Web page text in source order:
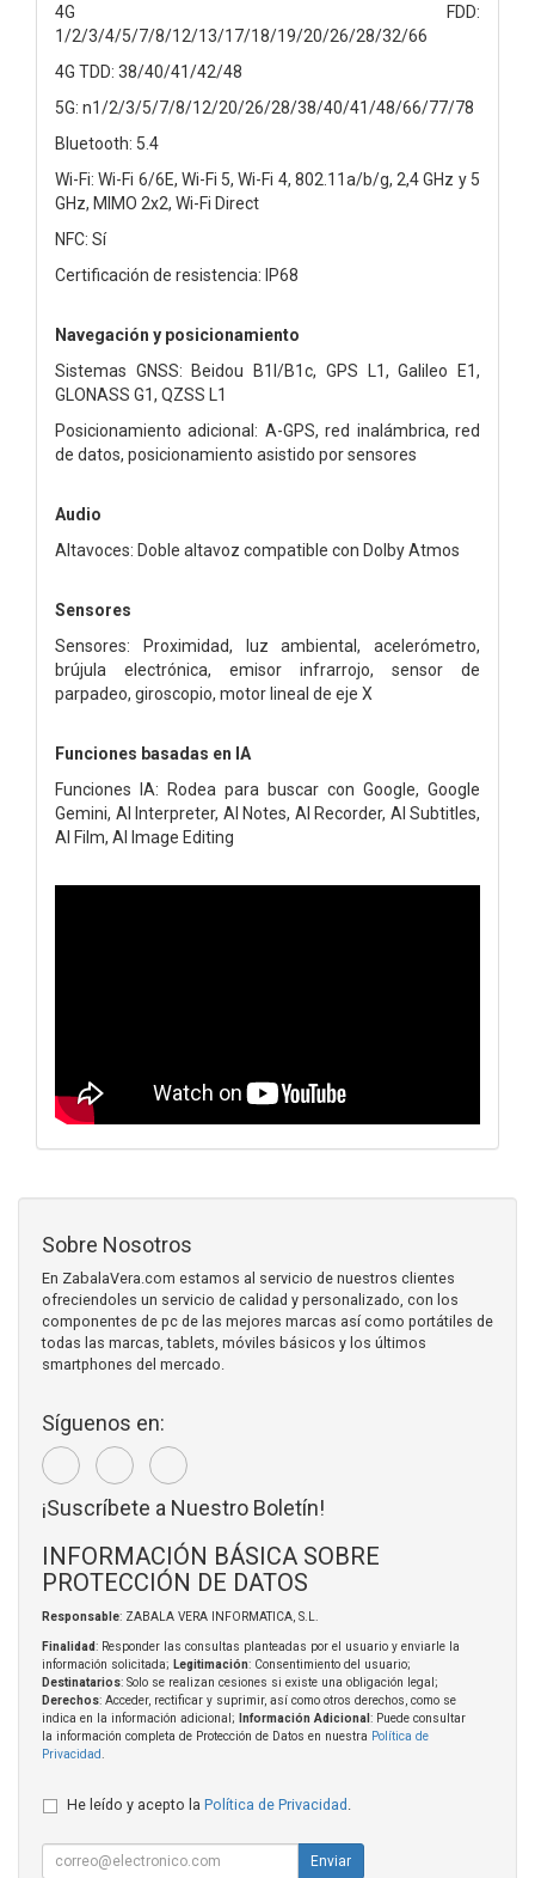
4G FDD:
1/2/3/4/5/7/8/12/13/17/18/19/20/26/28/32/66
4G TDD: 38/40/41/42/48
5G: n1/2/3/5/7/8/12/20/26/28/38/40/41/48/66/77/78
Bluetooth: 5.4
Wi-Fi: Wi-Fi 6/6E, Wi-Fi 5, Wi-Fi 4, 802.11a/b/g, 2,4 GHz y 5
GHz, MIMO 2x2, Wi-Fi Direct
NFC: Sí
Certificación de resistencia: IP68
Navegación y posicionamiento
Sistemas GNSS: Beidou B1I/B1c, GPS L1, Galileo E1,
GLONASS G1, QZSS L1
Posicionamiento adicional: A-GPS, red inalámbrica, red
de datos, posicionamiento asistido por sensores
Audio
Altavoces: Doble altavoz compatible con Dolby Atmos
Sensores
Sensores: Proximidad, luz ambiental, acelerómetro,
brújula electrónica, emisor infrarrojo, sensor de
parpadeo, giroscopio, motor lineal de eje X
Funciones basadas en IA
Funciones IA: Rodea para buscar con Google, Google
Gemini, AI Interpreter, AI Notes, AI Recorder, AI Subtitles,
AI Film, AI Image Editing
Sobre Nosotros
En ZabalaVera.com estamos al servicio de nuestros clientes
ofreciendoles un servicio de calidad y personalizado, con los
componentes de pc de las mejores marcas así como portátiles de
todas las marcas, tablets, móviles básicos y los últimos
smartphones del mercado.
Síguenos en:
¡Suscríbete a Nuestro Boletín!
INFORMACIÓN BÁSICA SOBRE
PROTECCIÓN DE DATOS
Responsable: ZABALA VERA INFORMATICA, S.L.
Finalidad: Responder las consultas planteadas por el usuario y enviarle la
información solicitada; Legitimación: Consentimiento del usuario;
Destinatarios: Solo se realizan cesiones si existe una obligación legal;
Derechos: Acceder, rectificar y suprimir, así como otros derechos, como se
indica en la información adicional;
Información Adicional : Puede consultar
la información completa de Protección de Datos en nuestra Política de
Privacidad
He leído y acepto la Política de Privacidad
Enviar